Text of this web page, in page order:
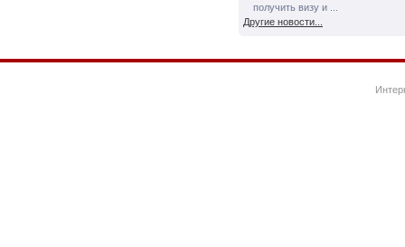
получить визу и ...
Другие новости...